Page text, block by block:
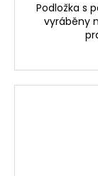
Podložka s
vyráběny